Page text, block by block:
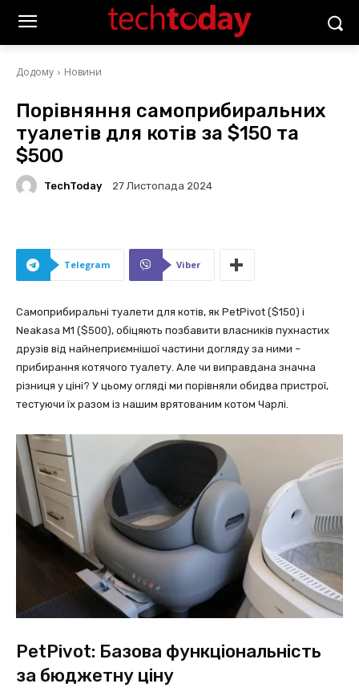
Додому Новини
Порівняння самоприбиральних
туалетів для котів за $150 та
$500
TechToday 27 Листопада 2024
Telegram Viber
Самоприбиральні туалети для котів, як PetPivot ($150) і
Neakasa M1 ($500), обіцяють позбавити власників пухнастих
друзів від найнеприємнішої частини догляду за ними –
прибирання котячого туалету. Але чи виправдана значна
різниця у ціні? У цьому огляді ми порівняли обидва пристрої,
тестуючи їх разом із нашим врятованим котом Чарлі.
PetPivot: Базова функціональність
за бюджетну ціну